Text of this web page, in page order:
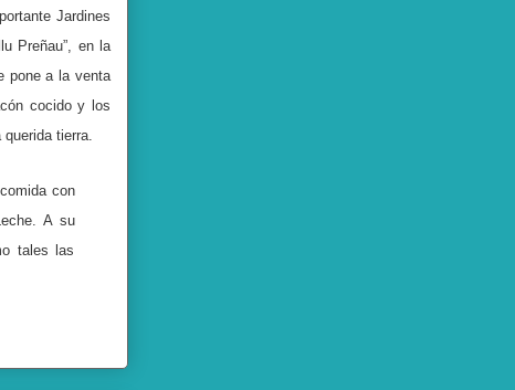
Jardines
Preñau”, en la
pone a la venta
cocido y los
tierra.
con
A su
tales las